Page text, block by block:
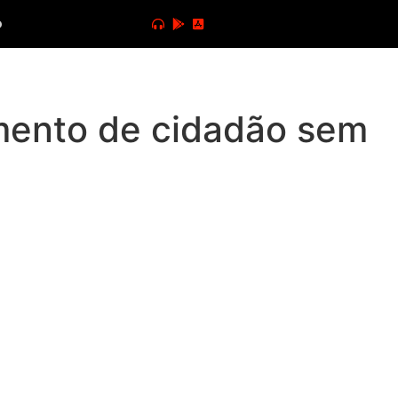
de cidadão sem